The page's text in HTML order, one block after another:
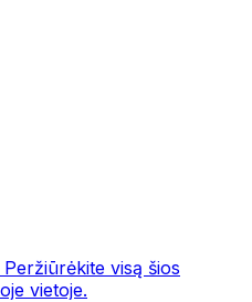
Peržiūrėkite visą šios
vietoje.